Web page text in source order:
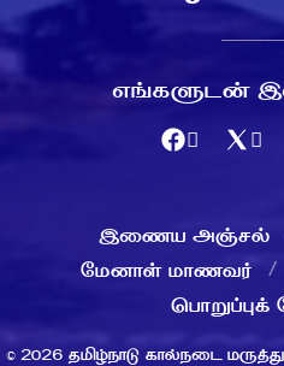
எங்களுடன்
இணைய அஞ்சல்
மேனாள் மாணவர்
© 2026 தமிழ்நாடு கால்நடை